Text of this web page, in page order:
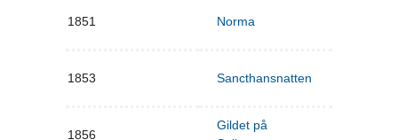
1851 Norma
1853 Sancthansnatten
1856
Gildet på